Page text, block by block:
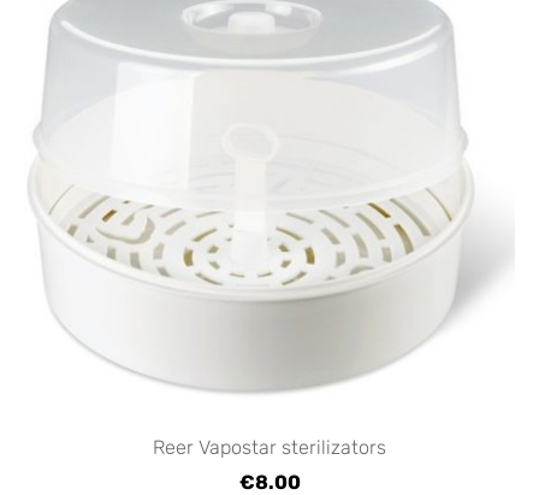
Reer Vapostar sterilizators
€8.00